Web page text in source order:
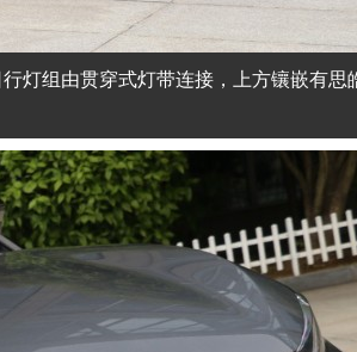
灯组由贯穿式灯带连接，上方镶嵌有思